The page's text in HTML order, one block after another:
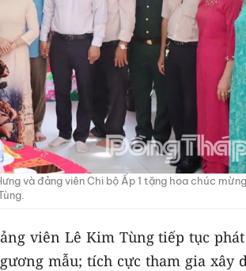
và đảng viên Chi bộ Ấp 1 tặng hoa chúc
viên Lê Kim Tùng tiếp tục
mẫu; tích cực tham gia xây